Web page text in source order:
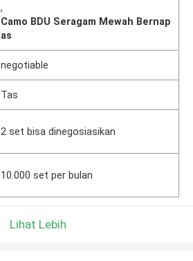
,
Camo BDU Seragam Mewah Bernap
as
negotiable
Tas
2 set bisa dinegosiasikan
10.000 set per bulan
Lihat Lebih